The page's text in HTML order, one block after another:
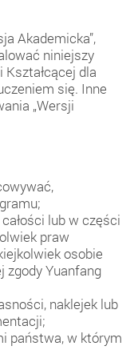
Akademicka”,
niniejszy
dla
się. Inne
„Wersji
lub w części
praw
osobie
zgody Yuanfang
naklejek lub
państwa, w którym